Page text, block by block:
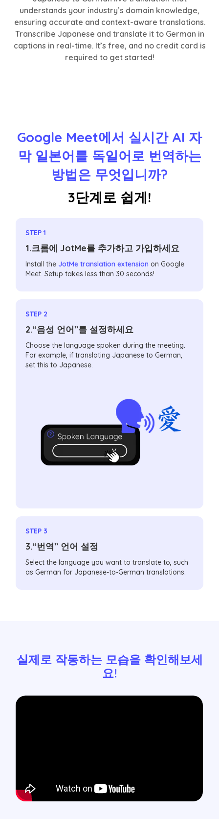
understands your industry’s domain knowledge,
ensuring accurate and context-aware translations.
Transcribe Japanese and translate it to German in
captions in real-time. It’s free, and no credit card is
required to get started!
Google Meet에서 실시간 AI 자
막 일본어를 독일어로 번역하는
방법은 무엇입니까?
3단계로 쉽게!
STEP 1
1.크롬에 JotMe를 추가하고 가입하세요
Install the JotMe translation extension on Google
Meet. Setup takes less than 30 seconds!
STEP 2
2.“음성 언어”를 설정하세요
Choose the language spoken during the meeting.
For example, if translating Japanese to German,
set this to Japanese.
STEP 3
3.“번역” 언어 설정
Select the language you want to translate to, such
as German for Japanese-to-German translations.
실제로 작동하는 모습을 확인해보세
요!